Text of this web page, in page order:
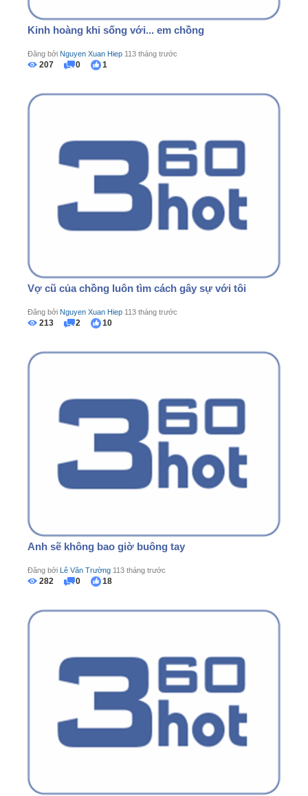
Kinh hoàng khi sống với... em chồng
Đăng bởi Nguyen Xuan Hiep 113 tháng trước
207 0 1
Vợ cũ của chồng luôn tìm cách gây sự với tôi
Đăng bởi Nguyen Xuan Hiep 113 tháng trước
213 2 10
Anh sẽ không bao giờ buông tay
Đăng bởi Lê Văn Trường 113 tháng trước
282 0 18